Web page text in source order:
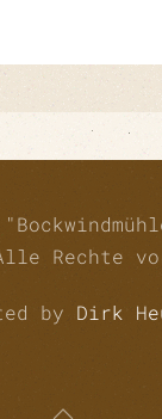
Rechte
by Dirk